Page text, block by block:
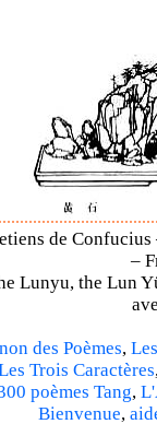
de
–
Lunyu, the Lun
des Poèmes,
Trois Caractères
poèmes Tang,
Bienvenue,